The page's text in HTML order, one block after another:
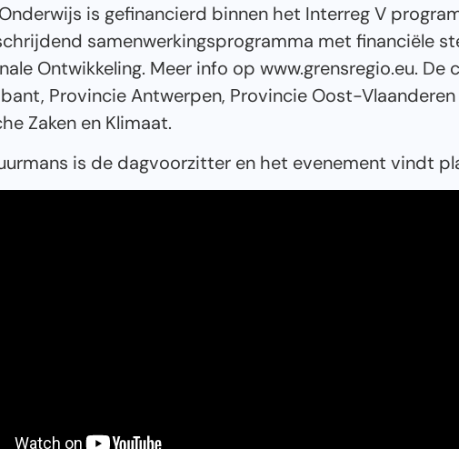
is gefinancierd binnen het Interreg V
samenwerkingsprogramma met financiële
Ontwikkeling. Meer info op www.grensregio.eu.
Provincie Antwerpen, Provincie Oost-
Zaken en Klimaat.
is de dagvoorzitter en het evenement vindt